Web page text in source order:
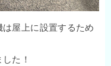
屋上に設置するため
た！